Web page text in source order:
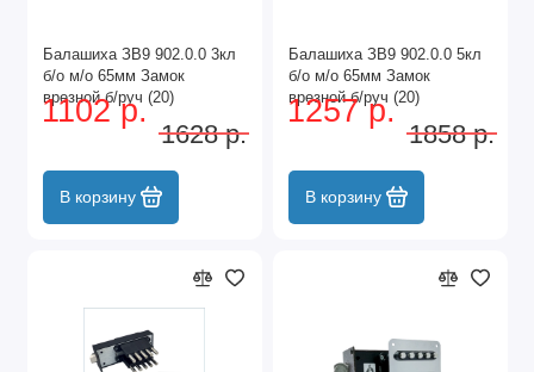
Балашиха ЗВ9 902.0.0 3кл
б/о м/о 65мм Замок
врезной б/руч (20)
1102 р.
1628 р.
В корзину
Балашиха ЗВ9 902.0.0 5кл
б/о м/о 65мм Замок
врезной б/руч (20)
1257 р.
1858 р.
В корзину